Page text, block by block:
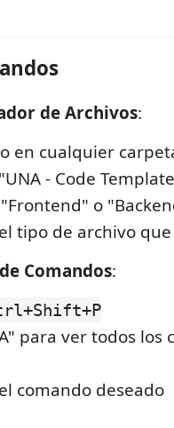
de Archivos:
en cualquier
- Code
o
tipo de archivo
Comandos:
para ver todos los
comando deseado